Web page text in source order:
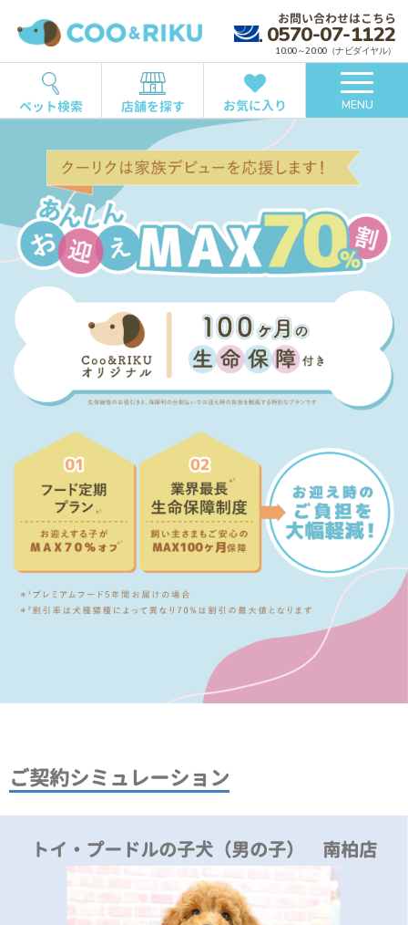
お問い合わせはこちら
0570-07-1122
10:00～20:00（ナビダイヤル）
ペット検索 店舗を探す お気に入り MENU
ご契約シミュレーション
トイ・プードルの子犬（男の子） 南柏店